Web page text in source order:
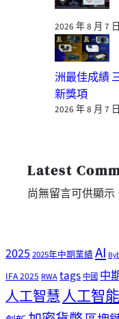
2026 年 8 月 7 日
洲最佳成績
新獎項
2026 年 8 月 7 日
Latest
尚無留言可供顯示
20252025年中期業績AI
IFA 2025 RWAtags 中國 中
人工智慧人工智能